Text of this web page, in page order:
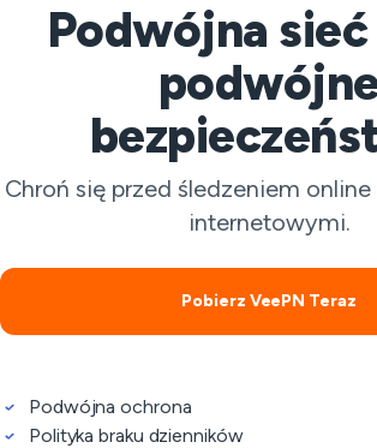
Podwójna
Chroń się przed śledzeniem
internetowymi.
Pobierz VeePN Teraz
Podwójna ochrona
Polityka braku dzienników